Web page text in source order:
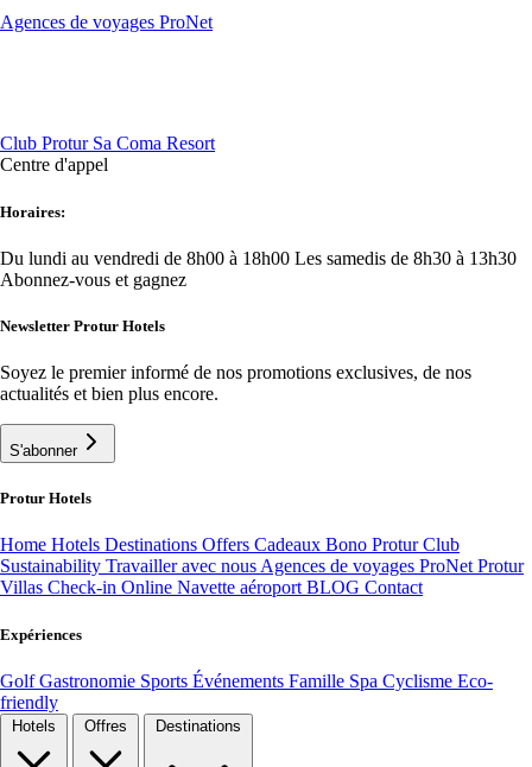
Agences de voyages ProNet
Club Protur Sa Coma Resort
Centre d'appel
Horaires:
Du lundi au vendredi de 8h00 à 18h00 Les samedis de 8h30 à 13h30
Abonnez-vous et gagnez
Newsletter Protur Hotels
Soyez le premier informé de nos promotions exclusives, de nos
actualités et bien plus encore.
S'abonner
Protur Hotels
Home Hotels Destinations Offers Cadeaux Bono Protur Club
Sustainability Travailler avec nous Agences de voyages ProNet Protur
Villas Check-in Online Navette aéroport BLOG Contact
Expériences
GolfGastronomie Sports Événements Famille Spa Cyclisme Eco-
friendly